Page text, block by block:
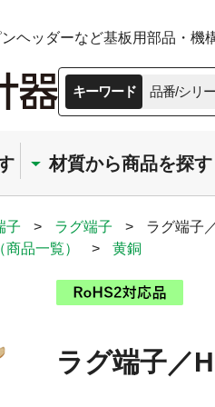
ヘッダーなど基板用部品・機
キーワード 品番/シリ
材質から商品を探す
子 > ラグ端子 >
ラグ端子
品一覧） > 黄銅
ラグ端子／